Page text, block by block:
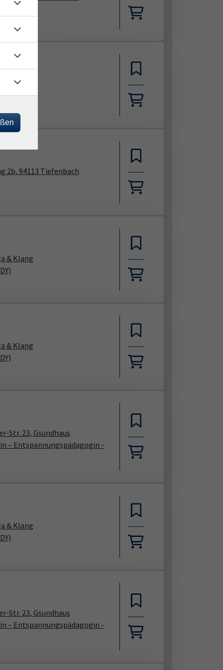
& Klang
2b, 94113 Tiefenbach
& Klang
& Klang
Str. 23, Gsundhaus
– Entspannungspädagogin -
& Klang
Str. 23, Gsundhaus
– Entspannungspädagogin -